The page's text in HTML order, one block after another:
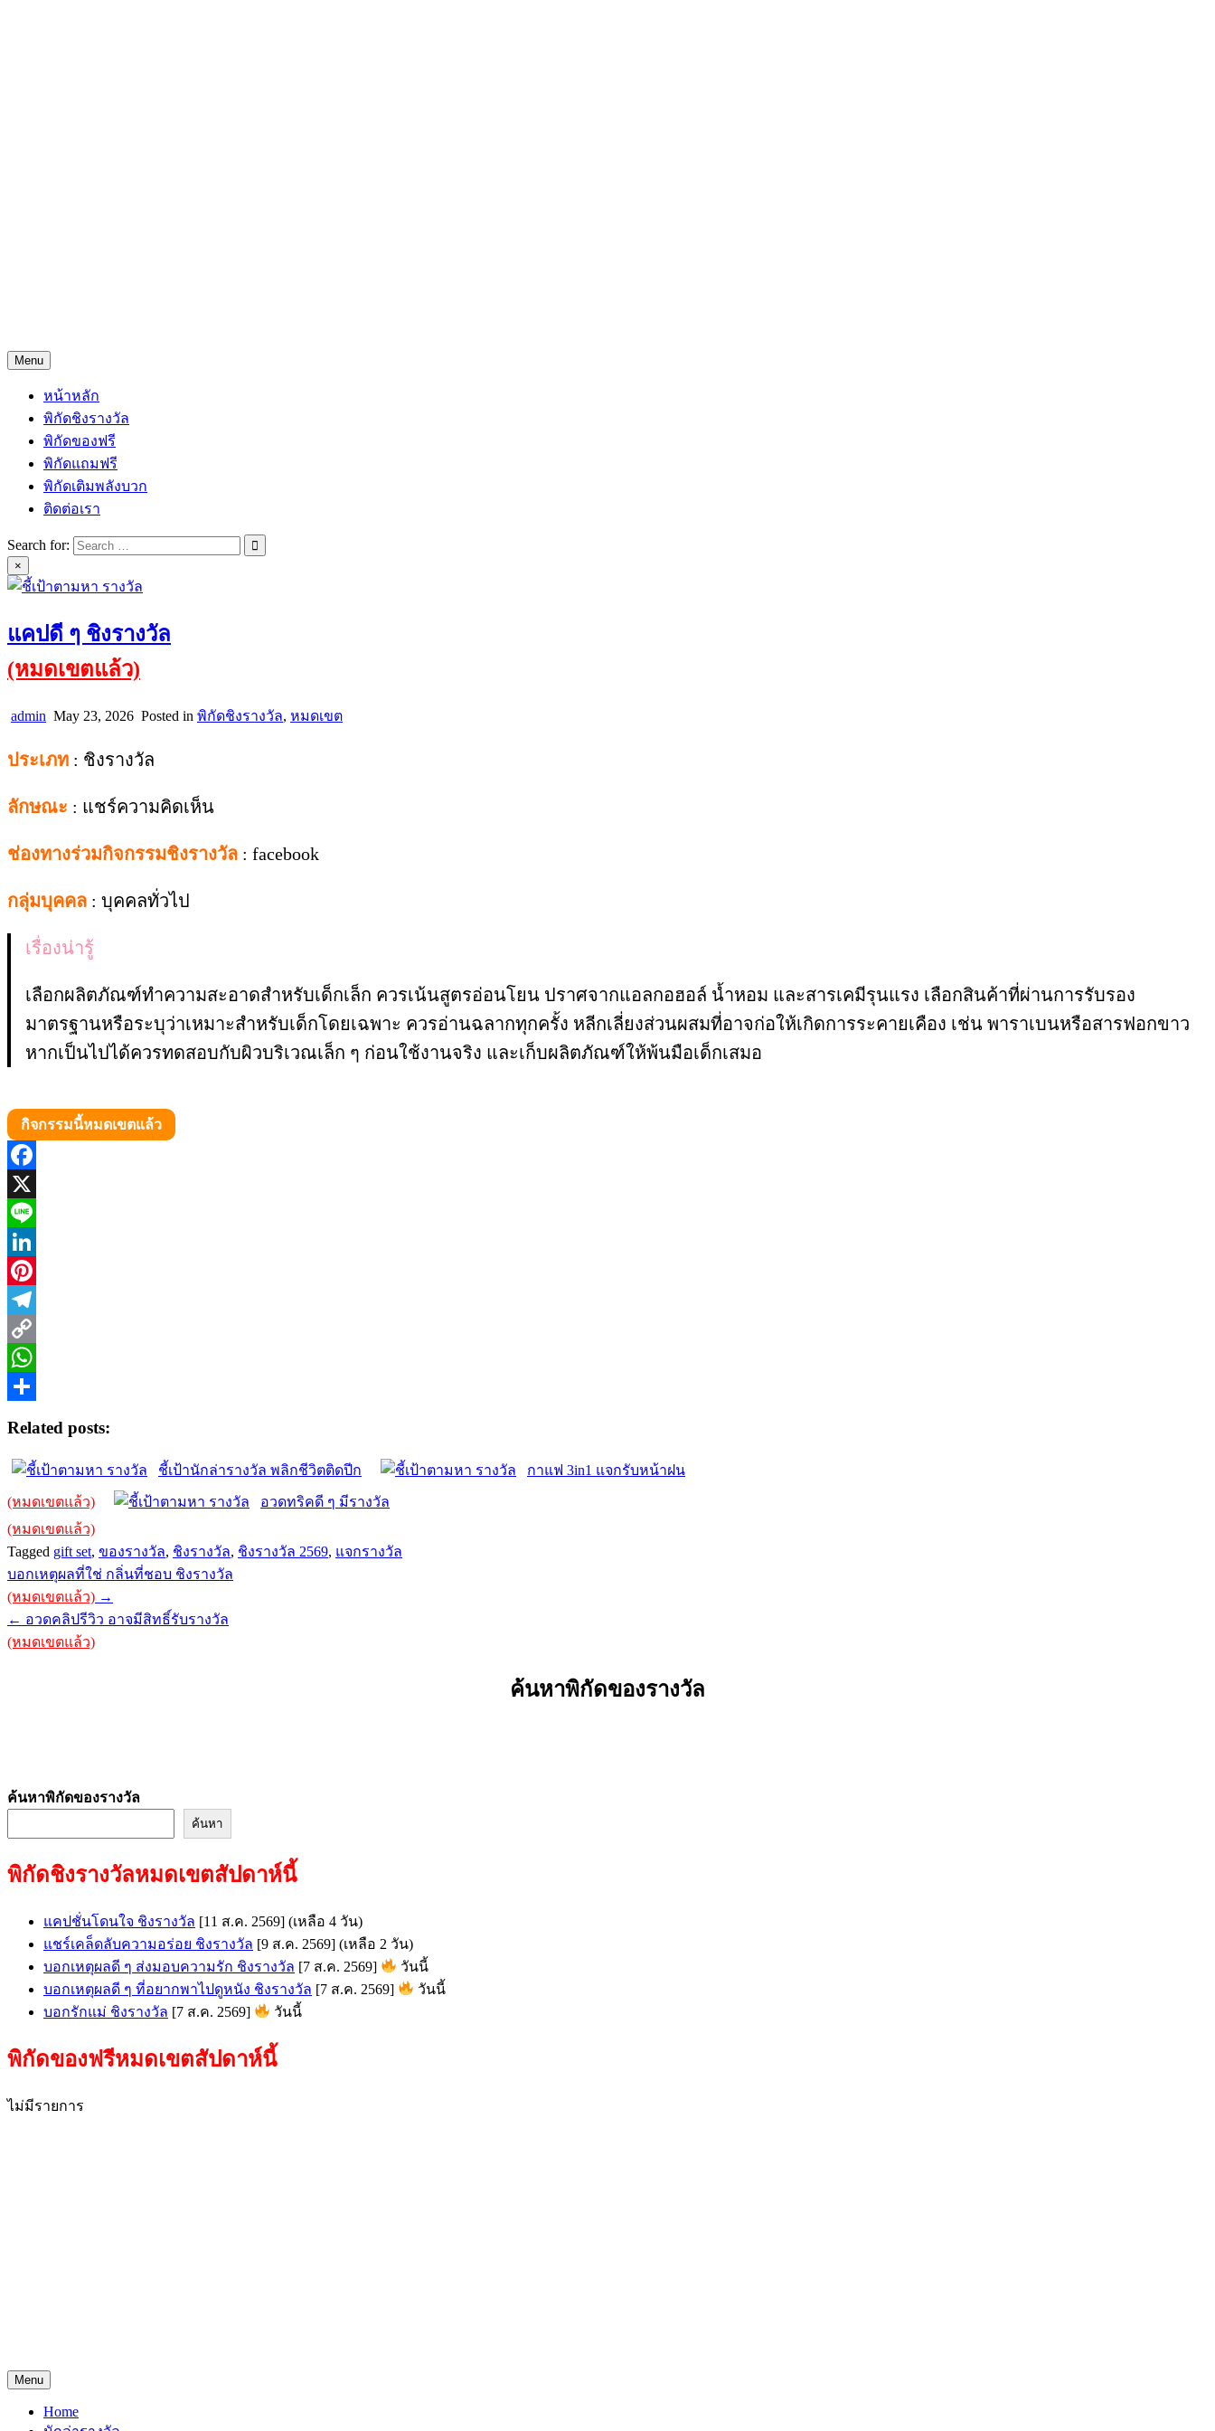
Menu
หน้าหลัก
พิกัดชิงรางวัล
พิกัดของฟรี
พิกัดแถมฟรี
พิกัดเติมพลังบวก
ติดต่อเรา
Search for:
×
แคปดี ๆ ชิงรางวัล
(หมดเขตแล้ว)
admin May 23, 2026 Posted in พิกัดชิงรางวัล, หมดเขต
ประเภท : ชิงรางวัล
ลักษณะ : แชร์ความคิดเห็น
ช่องทางร่วมกิจกรรมชิงรางวัล : facebook
กลุ่มบุคคล : บุคคลทั่วไป
เรื่องน่ารู้
เลือกผลิตภัณฑ์ทำความสะอาดสำหรับเด็กเล็ก ควรเน้นสูตรอ่อนโยน ปราศจากแอลกอฮอล์ น้ำหอม และสารเคมีรุนแรง เลือกสินค้าที่ผ่านการรับรอง
มาตรฐานหรือระบุว่าเหมาะสำหรับเด็กโดยเฉพาะ ควรอ่านฉลากทุกครั้ง หลีกเลี่ยงส่วนผสมที่อาจก่อให้เกิดการระคายเคือง เช่น พาราเบนหรือสารฟอกขาว
หากเป็นไปได้ควรทดสอบกับผิวบริเวณเล็ก ๆ ก่อนใช้งานจริง และเก็บผลิตภัณฑ์ให้พ้นมือเด็กเสมอ
กิจกรรมนี้หมดเขตแล้ว
Facebook
X
Line
LinkedIn
Pinterest
Telegram
Copy
Link
WhatsApp
Related posts:
ชี้เป้านักล่ารางวัล พลิกชีวิตติดปีก กาแฟ 3in1 แจกรับหน้าฝน
(หมดเขตแล้ว)
อวดทริคดี ๆ มีรางวัล
(หมดเขตแล้ว)
Tagged gift set, ของรางวัล, ชิงรางวัล, ชิงรางวัล 2569, แจกรางวัล
Post
navigation
บอกเหตุผลที่ใช่ กลิ่นที่ชอบ ชิงรางวัล
(หมดเขตแล้ว) →
← อวดคลิปรีวิว อาจมีสิทธิ์รับรางวัล
(หมดเขตแล้ว)
ค้นหาพิกัดของรางวัล
ค้นหาพิกัดของรางวัล
ค้นหา
พิกัดชิงรางวัลหมดเขตสัปดาห์นี้
แคปชั่นโดนใจ ชิงรางวัล [11 ส.ค. 2569] (เหลือ 4 วัน)
แชร์เคล็ดลับความอร่อย ชิงรางวัล [9 ส.ค. 2569] (เหลือ 2 วัน)
บอกเหตุผลดี ๆ ส่งมอบความรัก ชิงรางวัล [7 ส.ค. 2569]
วันนี้
บอกเหตุผลดี ๆ ที่อยากพาไปดูหนัง ชิงรางวัล [7 ส.ค. 2569]
วันนี้
บอกรักแม่ ชิงรางวัล [7 ส.ค. 2569] วันนี้
พิกัดของฟรีหมดเขตสัปดาห์นี้
ไม่มีรายการ
Menu
Home